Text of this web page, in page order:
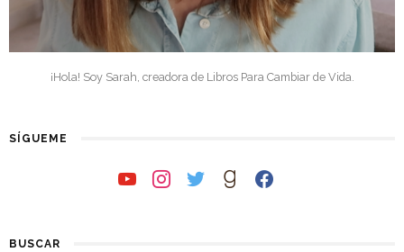
¡Hola! Soy Sarah, creadora de Libros Para Cambiar de Vida.
SÍGUEME
youtubeinstagramtwittergoodreadsfacebook
BUSCAR